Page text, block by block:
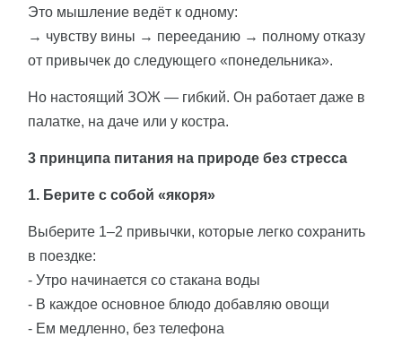
Это мышление ведёт к одному:
→ чувству вины → перееданию → полному отказу
от привычек до следующего «понедельника».
Но настоящий ЗОЖ — гибкий. Он работает даже в
палатке, на даче или у костра.
3 принципа питания на природе без стресса
1. Берите с собой «якоря»
Выберите 1–2 привычки, которые легко сохранить
в поездке:
- Утро начинается со стакана воды
- В каждое основное блюдо добавляю овощи
- Ем медленно, без телефона